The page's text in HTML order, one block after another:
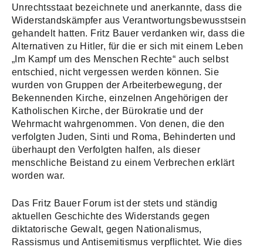
Unrechtsstaat bezeichnete und anerkannte, dass die
Widerstandskämpfer aus Verantwortungsbewusstsein
gehandelt hatten. Fritz Bauer verdanken wir, dass die
Alternativen zu Hitler, für die er sich mit einem Leben
„Im Kampf um des Menschen Rechte“ auch selbst
entschied, nicht vergessen werden können. Sie
wurden von Gruppen der Arbeiterbewegung, der
Bekennenden Kirche, einzelnen Angehörigen der
Katholischen Kirche, der Bürokratie und der
Wehrmacht wahrgenommen. Von denen, die den
verfolgten Juden, Sinti und Roma, Behinderten und
überhaupt den Verfolgten halfen, als dieser
menschliche Beistand zu einem Verbrechen erklärt
worden war.
Das Fritz Bauer Forum ist der stets und ständig
aktuellen Geschichte des Widerstands gegen
diktatorische Gewalt, gegen Nationalismus,
Rassismus und Antisemitismus verpflichtet. Wie dies